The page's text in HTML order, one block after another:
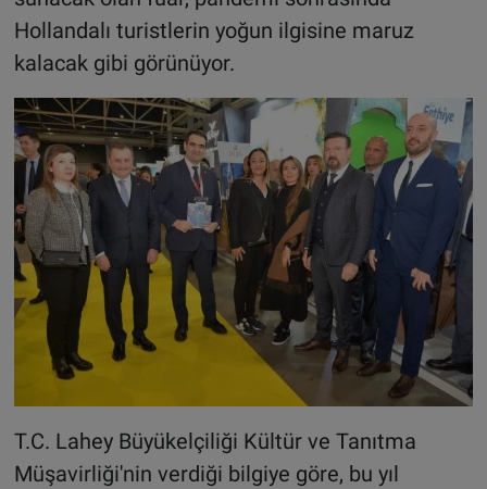
Hollandalı turistlerin yoğun ilgisine maruz
kalacak gibi görünüyor.
T.C. Lahey Büyükelçiliği Kültür ve Tanıtma
Müşavirliği'nin verdiği bilgiye göre, bu yıl